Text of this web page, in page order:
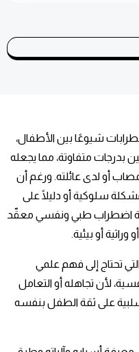
شيوعًا بين الأطفال،
بدرجات متفاوتة، مما يجعله
أو لدى عائلته. ورغم أن
مشكلة سلوكية أو دليلًا على
اضطراب طبي ونفسي معقّد
أو بيئية.
تحتاج إلى فهم علمي
لأن تجاهله أو التعامل
على ثقة الطفل بنفسه